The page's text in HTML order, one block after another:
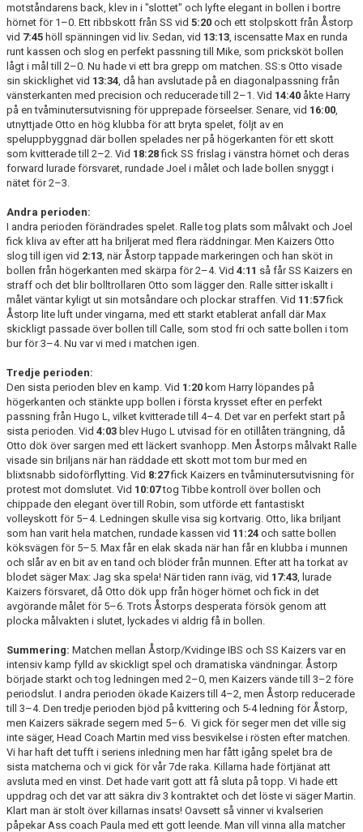
motståndarens back, klev in i "slottet" och lyfte elegant in bollen i bortre
hörnet för 1–0. Ett ribbskott från SS vid 5:20 och ett stolpskott från Åstorp
vid 7:45 höll spänningen vid liv. Sedan, vid 13:13, iscensatte Max en runda
runt kassen och slog en perfekt passning till Mike, som pricksköt bollen
lågt i mål till 2–0. Nu hade vi ett bra grepp om matchen. SS:s Otto visade
sin skicklighet vid 13:34, då han avslutade på en diagonalpassning från
vänsterkanten med precision och reducerade till 2–1. Vid 14:40 åkte Harry
på en tvåminutersutvisning för upprepade förseelser. Senare, vid 16:00,
utnyttjade Otto en hög klubba för att bryta spelet, följt av en
speluppbyggnad där bollen spelades ner på högerkanten för ett skott
som kvitterade till 2–2. Vid 18:28fick SS frislag i vänstra hörnet och deras
forward lurade försvaret, rundade Joel i målet och lade bollen snyggt i
nätet för 2–3.
Andra perioden:
I andra perioden förändrades spelet. Ralle tog plats som målvakt och Joel
fick kliva av efter att ha briljerat med flera räddningar. Men Kaizers Otto
slog till igen vid 2:13, när Åstorp tappade markeringen och han sköt in
bollen från högerkanten med skärpa för 2–4. Vid 4:11 så får SS Kaizers en
straff och det blir bolltrollaren Otto som lägger den. Ralle sitter iskallt i
målet väntar kyligt ut sin motsåndare och plockar straffen. Vid 11:57fick
Åstorp lite luft under vingarna, med ett starkt etablerat anfall där Max
skickligt passade över bollen till Calle, som stod fri och satte bollen i tom
bur för 3–4. Nu var vi med i matchen igen.
Tredje perioden:
Den sista perioden blev en kamp. Vid 1:20 kom Harry löpandes på
högerkanten och stänkte upp bollen i första krysset efter en perfekt
passning från Hugo L, vilket kvitterade till 4–4. Det var en perfekt start på
sista perioden. Vid 4:03 blev Hugo L utvisad för en otillåten trängning, då
Otto dök över sargen med ett läckert svanhopp. Men Åstorps målvakt Ralle
visade sin briljans när han räddade ett skott mot tom bur med en
blixtsnabb sidoförflytting. Vid 8:27fick Kaizers en tvåminutersutvisning för
protest mot domslutet. Vid 10:07tog Tibbe kontroll över bollen och
chippade den elegant över till Robin, som utförde ett fantastiskt
volleyskott för 5–4. Ledningen skulle visa sig kortvarig. Otto, lika briljant
som han varit hela matchen, rundade kassen vid 11:24 och satte bollen
köksvägen för 5–5. Max får en elak skada när han får en klubba i munnen
och slår av en bit av en tand och blöder från munnen. Efter att ha torkat av
blodet säger Max: Jag ska spela! När tiden rann iväg, vid 17:43, lurade
Kaizers försvaret, då Otto dök upp från höger hörnet och fick in det
avgörande målet för 5–6. Trots Åstorps desperata försök genom att
plocka målvakten i slutet, lyckades vi aldrig få in bollen.
Summering: Matchen mellan Åstorp/Kvidinge IBS och SS Kaizers var en
intensiv kamp fylld av skickligt spel och dramatiska vändningar. Åstorp
började starkt och tog ledningen med 2–0, men Kaizers vände till 3–2 före
periodslut. I andra perioden ökade Kaizers till 4–2, men Åstorp reducerade
till 3–4. Den tredje perioden bjöd på kvittering och 5-4 ledning för Åstorp,
men Kaizers säkrade segern med 5–6. Vi gick för seger men det ville sig
inte säger, Head Coach Martin med viss besvikelse i rösten efter matchen.
Vi har haft det tufft i seriens inledning men har fått igång spelet bra de
sista matcherna och vi gick för vår 7de raka. Killarna hade förtjänat att
avsluta med en vinst. Det hade varit gott att få sluta på topp. Vi hade ett
uppdrag och det var att säkra div 3 kontraktet och det löste vi säger Martin.
Klart man är stolt över killarnas insats! Oavsett så vinner vi kvalserien
påpekar Ass coach Paula med ett gott leende. Man vill vinna alla matcher